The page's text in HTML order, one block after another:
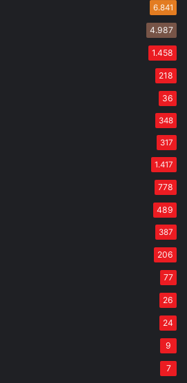
6.841
4.987
1.458
218
36
348
317
1.417
778
489
387
206
77
26
24
9
7